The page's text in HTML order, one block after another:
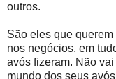
outros.
São eles que
nos negócios, em
avós fizeram. Não
mundo dos seus